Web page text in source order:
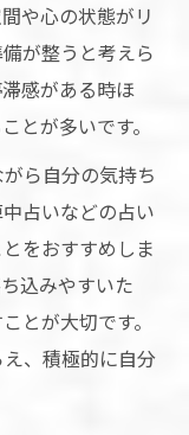
や心の状態がリ
が整うと考えら
感がある時ほ
とが多いです。
ら自分の気持ち
占いなどの占い
をおすすめしま
込みやすいた
とが大切です。
、積極的に自分